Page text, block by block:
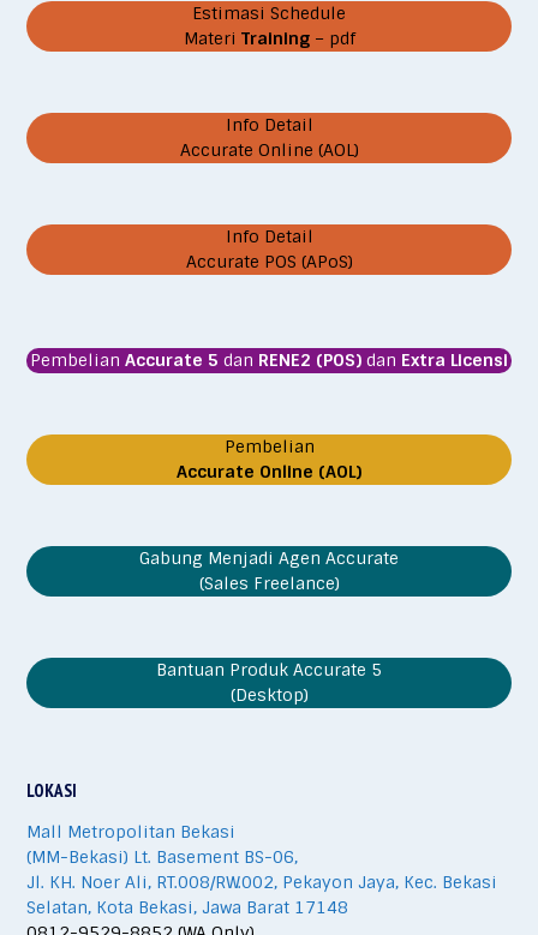
Estimasi Schedule
Materi Training – pdf
Info Detail
Accurate Online (AOL)
Info Detail
Accurate POS (APoS)
Pembelian Accurate 5 dan RENE2 (POS) dan Extra Licensi
Pembelian
Accurate Online (AOL)
Gabung Menjadi Agen Accurate
(Sales Freelance)
Bantuan Produk Accurate 5
(Desktop)
LOKASI
Mall Metropolitan Bekasi
(MM-Bekasi) Lt. Basement BS-06,
Jl. KH. Noer Ali, RT.008/RW.002, Pekayon Jaya, Kec. Bekasi
Selatan, Kota Bekasi, Jawa Barat 17148